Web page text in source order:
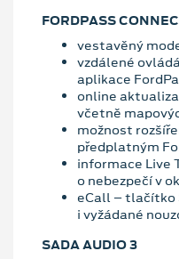
FORDPASS
vestavěný
vzdálené
aplikace
online
včetně
možnost
předplatným
informace Live
o nebezpečí v
eCall – tlačítko
i vyžádané
SADA AUDIO 3